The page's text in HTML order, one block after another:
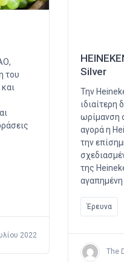
του
2022
Silver
Την
ιδιαίτερη
ωρίμανση
αγορά η
την
της
αγαπημένη
Έρευνα
The